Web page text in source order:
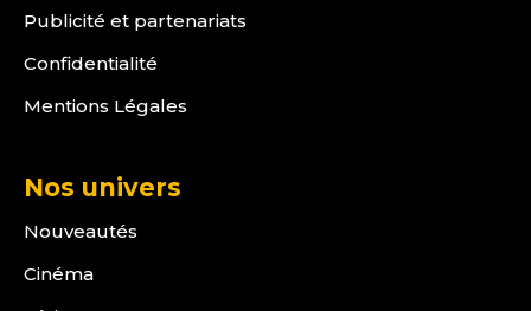
Publicité et partenariats
Confidentialité
Mentions Légales
Nos univers
Nouveautés
Cinéma